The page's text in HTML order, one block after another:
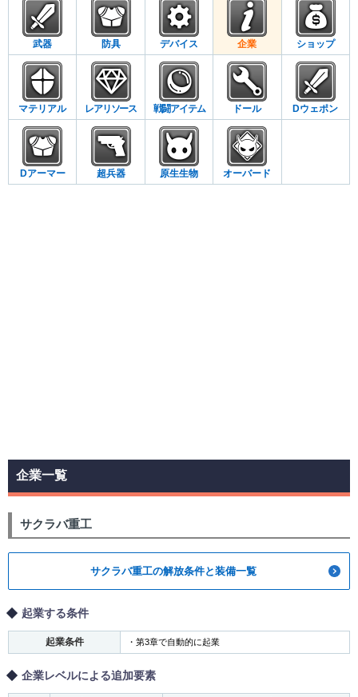
武器 防具 デバイス 企業 ショップ
マテリアル レアリソース 戦闘アイテム ドール Dウェポン
Dアーマー 超兵器 原生生物 オーバード
企業一覧
サクラバ重工
サクラバ重工の解放条件と装備一覧
起業する条件
起業条件 ・第3章で自動的に起業
企業レベルによる追加要素